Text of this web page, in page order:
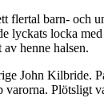
flertal barn- och
lyckats locka
henne halsen.
John Kilbride.
varorna. Plötsligt